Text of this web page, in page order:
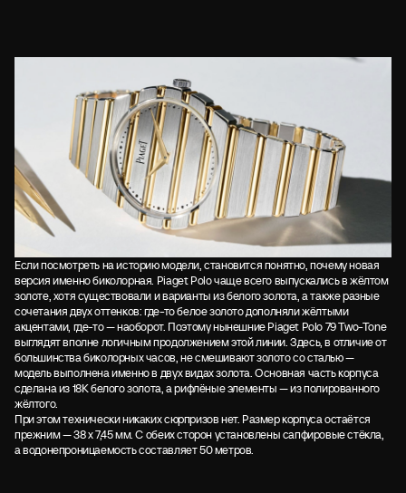
Если посмотреть на историю модели, становится понятно, почему новая
версия именно биколорная. Piaget Polo чаще всего выпускались в жёлтом
золоте, хотя существовали и варианты из белого золота, а также разные
сочетания двух оттенков: где-то белое золото дополняли жёлтыми
акцентами, где-то — наоборот. Поэтому нынешние Piaget Polo 79 Two-Tone
выглядят вполне логичным продолжением этой линии. Здесь, в отличие от
большинства биколорных часов, не смешивают золото со сталью —
модель выполнена именно в двух видах золота. Основная часть корпуса
сделана из 18К белого золота, а рифлёные элементы — из полированного
жёлтого.
При этом технически никаких сюрпризов нет. Размер корпуса остаётся
прежним — 38 х 7,45 мм. С обеих сторон установлены сапфировые стёкла,
а водонепроницаемость составляет 50 метров.